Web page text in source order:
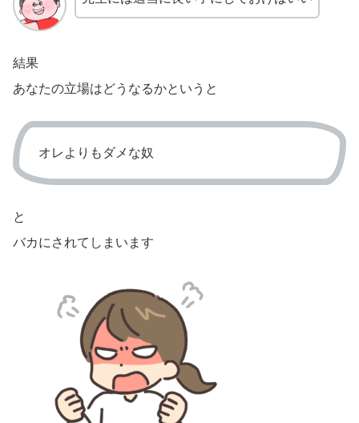
結果
あなたの立場はどうなるかというと
オレよりもダメな奴
と
バカにされてしまいます